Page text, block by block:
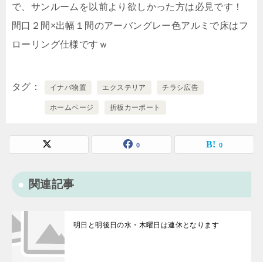
で、サンルームを以前より欲しかった方は必見です！
間口２間×出幅１間のアーバングレー色アルミで床はフ
ローリング仕様ですｗ
タグ イナバ物置 エクステリア チラシ広告
ホームページ 折板カーポート
0 0
関連記事
明日と明後日の水・木曜日は連休となります